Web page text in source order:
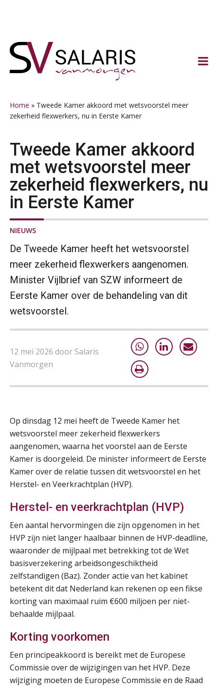
naar
hoofdnavigatie
naar
hoofd
naar
eerste
naar
voettekst
Home » Tweede Kamer akkoord met wetsvoorstel meer
zekerheid flexwerkers, nu in Eerste Kamer
Tweede Kamer akkoord
met wetsvoorstel meer
zekerheid flexwerkers, nu
in Eerste Kamer
NIEUWS
De Tweede Kamer heeft het wetsvoorstel
meer zekerheid flexwerkers aangenomen.
Minister Vijlbrief van SZW informeert de
Eerste Kamer over de behandeling van dit
wetsvoorstel.
12 mei 2026 door Salaris
Vanmorgen
Op dinsdag 12 mei heeft de Tweede Kamer het
wetsvoorstel meer zekerheid flexwerkers
aangenomen, waarna het voorstel aan de Eerste
Kamer is doorgeleid. De minister informeert de Eerste
Kamer over de relatie tussen dit wetsvoorstel en het
Herstel- en Veerkrachtplan (HVP).
Herstel- en veerkrachtplan (HVP)
Een aantal hervormingen die zijn opgenomen in het
HVP zijn niet langer haalbaar binnen de HVP-deadline,
waaronder de mijlpaal met betrekking tot de Wet
basisverzekering arbeidsongeschiktheid
zelfstandigen (Baz). Zonder actie van het kabinet
betekent dit dat Nederland kan rekenen op een fikse
korting van maximaal ruim €600 miljoen per niet-
behaalde mijlpaal.
Korting voorkomen
Een principeakkoord is bereikt met de Europese
Commissie over de wijzigingen van het HVP. Deze
wijziging moeten de Europese Commissie en de Raad
07
AUG
Lonen in de Jaarrekening (NIRPA PE)
Markus Verbeek Praehep
11
AUG
Markus Verbeek Praehep
AUG
HBO Programma Manager Payroll Services & Benefits
Markus Verbeek Praehep
17
20
Module Loonheffingen PDL
Markus Verbeek Praehep
24
Module Loonheffingen VPS
AUG
Summercourse Update loonheffingen en arbeidsrecht
MOCuitgevers
AUG
Summercourse: Kiezen en loslaten & een mindset die kansen ziet en vertrouwen geeft
MOCuitgevers
25
Summercourse: Een mindset die kansen ziet en vertrouwen geeft
25
AUG
Summercourse: Kiezen wat bij je past, loslaten wat je niet verder helpt
MOCuitgevers
AUG
Summercourse Werkkostenregeling
MOCuitgevers
AUG
MOCuitgevers
AUG
Summercourse Internationaal/grensoverschrijdend werken
MOCuitgevers